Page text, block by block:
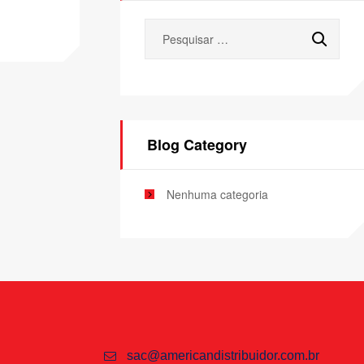
Blog Category
Nenhuma categoria
sac@americandistribuidor.com.br